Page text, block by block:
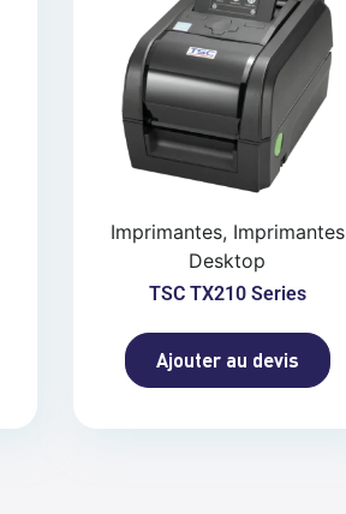
Imprimantes, Imprimantes
Desktop
TSC TX210 Series
Ajouter au devis